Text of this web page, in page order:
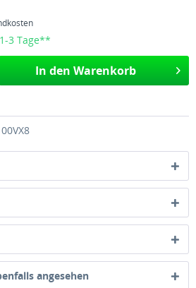
3 Tage**
In den Warenkorb
00VX8
angesehen